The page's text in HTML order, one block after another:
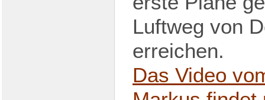
Luftweg von
erreichen.
Das Video